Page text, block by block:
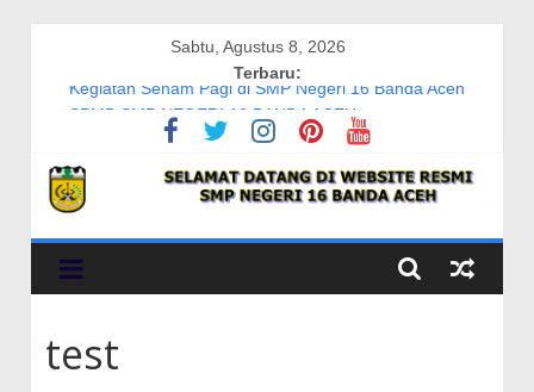
content
Sabtu, Agustus 8, 2026
Terbaru:
Kegiatan Senam Pagi di SMP Negeri 16 Banda Aceh
SPMB SMP NEGERI 16 BANDA ACEH
Open recruitment
Tarhib Ramadhan
Ceramah bulan Rajab, sya’ban dan ramadhan
SMP
Negeri
16
test